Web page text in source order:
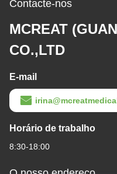
Tags:
Equipamento De